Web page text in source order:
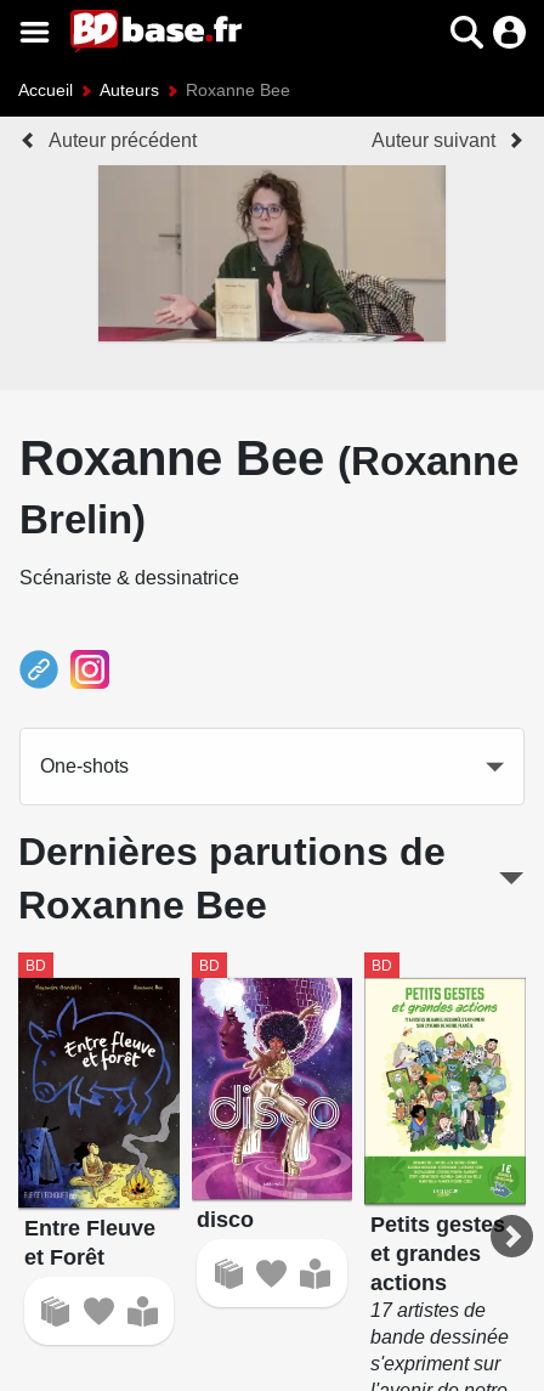
Accueil Auteurs Roxanne Bee
Auteur précédent Auteur suivant
Roxanne Bee (Roxanne
Brelin)
Scénariste & dessinatrice
One-shots
Dernières parutions de
Roxanne Bee
BD
Entre Fleuve
et Forêt
BD
disco
BD
Petits gestes
et grandes
actions
17 artistes de
bande dessinée
s'expriment sur